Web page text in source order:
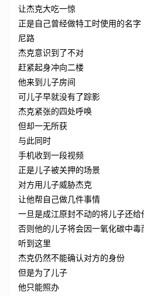
让杰克大吃一惊
正是自己曾经做特工时使用的名字
尼路
杰克意识到了不对
赶紧起身冲向二楼
他来到儿子房间
可儿子早就没有了踪影
杰克紧张的四处呼唤
但却一无所获
与此同时
手机收到一段视频
正是儿子被关押的场景
对方用儿子威胁杰克
让他帮自己做几件事情
一旦是成江原封不动的将儿子还给
否则他的儿子将会因一氧化碳中毒
听到这里
杰克仍然不能确认对方的身份
但是为了儿子
他只能照办